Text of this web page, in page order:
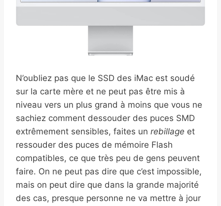
N’oubliez pas que le SSD des iMac est soudé
sur la carte mère et ne peut pas être mis à
niveau vers un plus grand à moins que vous ne
sachiez comment dessouder des puces SMD
extrêmement sensibles, faites un rebillage et
ressouder des puces de mémoire Flash
compatibles, ce que très peu de gens peuvent
faire. On ne peut pas dire que c’est impossible,
mais on peut dire que dans la grande majorité
des cas, presque personne ne va mettre à jour